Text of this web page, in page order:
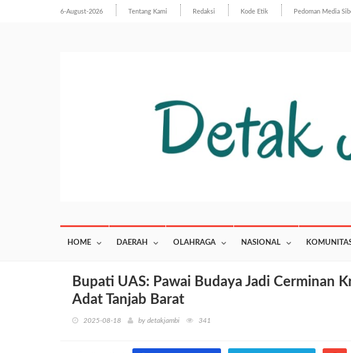
6-August-2026 Tentang Kami Redaksi Kode Etik Pedoman Media
HOME DAERAH OLAHRAGA NASIONAL
Bupati UAS: Pawai Budaya Jadi Cerminan
Adat Tanjab Barat
2025-08-18 by detakjambi 341